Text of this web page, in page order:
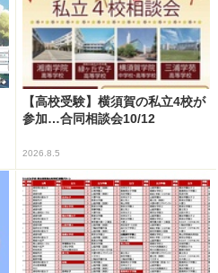
【高校受験】横須賀の私立4校が
参加…合同相談会10/12
2026.8.5